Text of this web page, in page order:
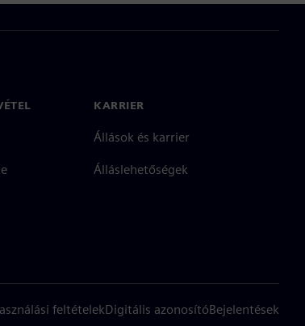
KARRIER
Állások és karrier
Álláslehetőségek
feltételekDigitális azonosítóBejelentések